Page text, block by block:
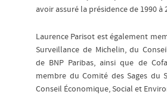
avoir assuré la présidence de 1990 à
Laurence Parisot est également
Surveillance de Michelin, du
de BNP Paribas, ainsi que de
membre du Comité des Sages du
Conseil Économique, Social et